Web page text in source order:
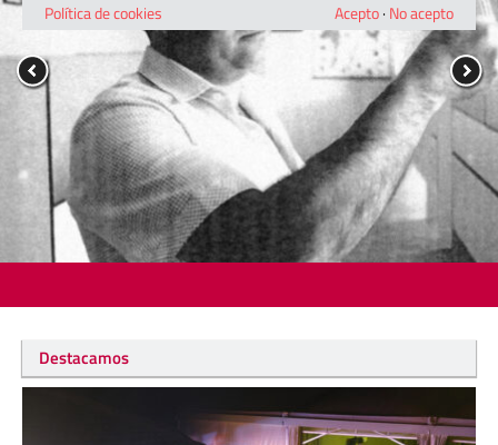
Destacamos
Política de cookies
Acepto· No acepto